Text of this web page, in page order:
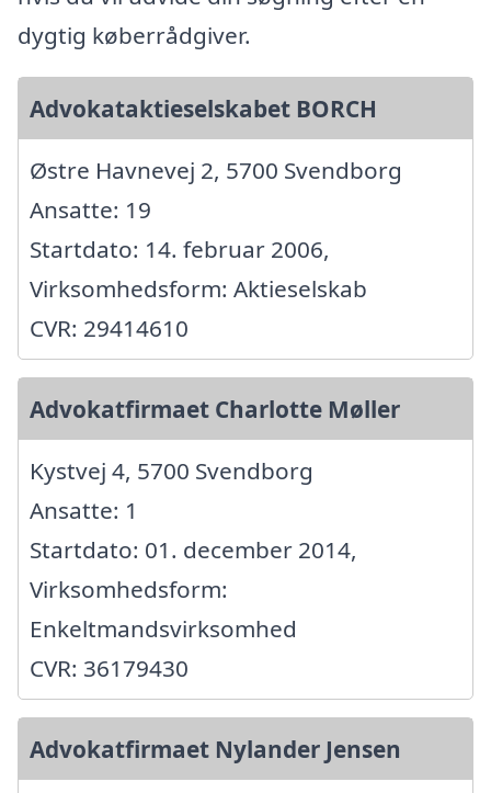
dygtig køberrådgiver.
Advokataktieselskabet BORCH
Østre Havnevej 2, 5700 Svendborg
Ansatte: 19
Startdato: 14. februar 2006,
Virksomhedsform: Aktieselskab
CVR: 29414610
Advokatfirmaet Charlotte Møller
Kystvej 4, 5700 Svendborg
Ansatte: 1
Startdato: 01. december 2014,
Virksomhedsform:
Enkeltmandsvirksomhed
CVR: 36179430
Advokatfirmaet Nylander Jensen